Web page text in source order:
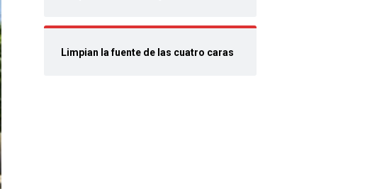
Limpian la fuente de las cuatro caras